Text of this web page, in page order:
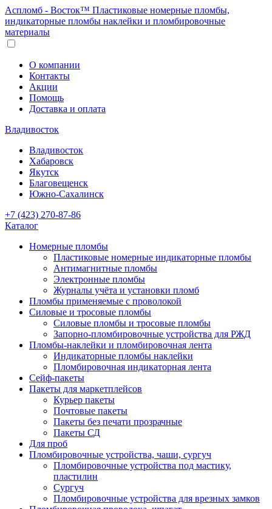
Аспломб - Восток™ Пластиковые номерные пломбы,
индикаторные пломбы наклейки и пломбировочные
материалы
О компании
Контакты
Акции
Помощь
Доставка и оплата
Владивосток
Владивосток
Хабаровск
Якутск
Благовещенск
Южно-Сахалинск
+7 (423) 270-87-86
Каталог
Номерные пломбы
Пластиковые номерные индикаторные пломбы
Антимагнитные пломбы
Электронные пломбы
Журналы учёта и установки пломб
Пломбы применяемые с проволокой
Силовые и тросовые пломбы
Силовые пломбы и тросовые пломбы
Запорно-пломбировочные устройства для РЖД
Пломбы-наклейки и пломбировочная лента
Индикаторные пломбы наклейки
Пломбировочная индикаторная лента
Сейф-пакеты
Пакеты для маркетплейсов
Курьер пакеты
Почтовые пакеты
Пакеты без печати прозрачные
Пакеты СД
Для проб
Пломбировочные устройства, чаши, сургуч
Пломбировочные устройства под мастику,
пластилин
Сургуч
Пломбировочные устройства для врезных замков